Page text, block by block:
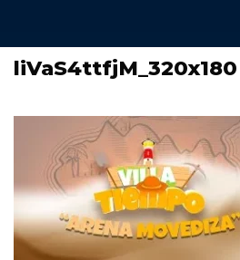
liVaS4ttfjM_320x180